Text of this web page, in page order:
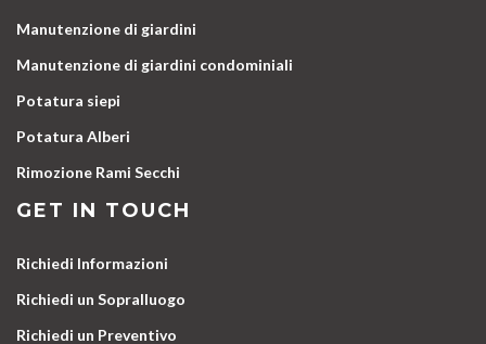
Manutenzione di giardini
Manutenzione di giardini condominiali
Potatura siepi
Potatura Alberi
Rimozione Rami Secchi
GET IN TOUCH
Richiedi Informazioni
Richiedi un Sopralluogo
Richiedi un Preventivo